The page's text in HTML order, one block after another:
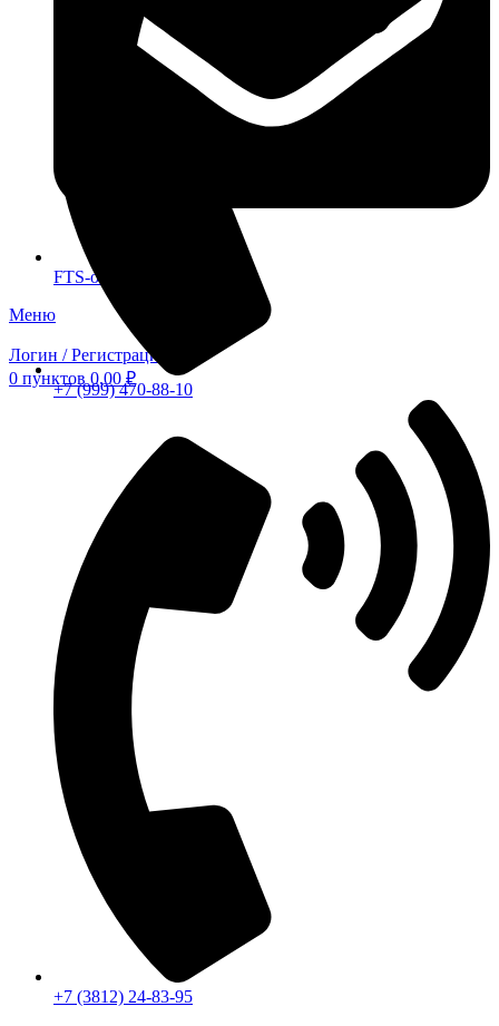
FTS-omsk@mail.ru
Меню
Логин / Регистрация
0 пунктов 0,00 ₽
+7 (999) 470-88-10
+7 (3812) 24-83-95